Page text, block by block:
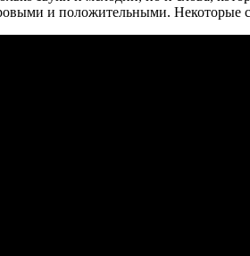
и положительными. Некоторые